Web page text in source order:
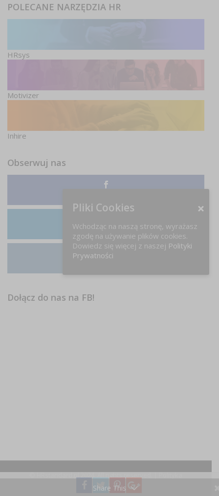
POLECANE NARZĘDZIA HR
HRsys
Motivizer
Inhire
Obserwuj nas
LinkedIn
Dołącz do nas na FB!
© HRstandard.pl 2024, All rights reserved. |Polityka
prywatności
Share This
Pliki Cookies
Wchodząc na naszą stronę, wyrażasz
zgodę na używanie plików cookies.
Dowiedz się więcej z naszej Polityki
Prywatności